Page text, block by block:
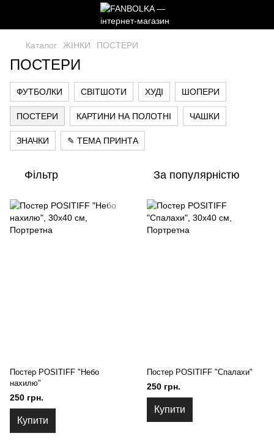
Каталог ЖІНКИ ПОСТЕРИ
ПОСТЕРИ
ФУТБОЛКИ СВІТШОТИ ХУДІ ШОПЕРИ
ПОСТЕРИ КАРТИНИ НА ПОЛОТНІ ЧАШКИ
ЗНАЧКИ ✎ ТЕМА ПРИНТА
Фільтр За популярністю
Постер POSITIFF "Небо
нахилю"
250 грн.
Купити
Постер POSITIFF "Спалахи"
250 грн.
Купити